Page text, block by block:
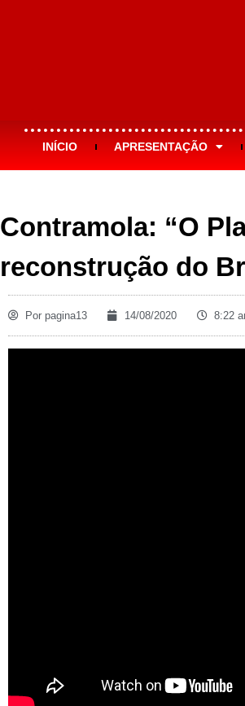
INÍCIO APRESENTAÇÃO
Contramola: “O
reconstrução do
Por pagina13 14/08/2020 8:22